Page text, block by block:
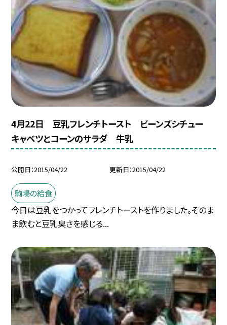
4月22日 豆乳フレンチトースト ビーンズシチュー
キャベツとコーンのサラダ 牛乳
公開日 2015/04/22 更新日 2015/04/22
駒場の給食
今日は豆乳をつかってフレンチトーストを作りました。そのま
ま飲むと豆乳臭さを感じる...